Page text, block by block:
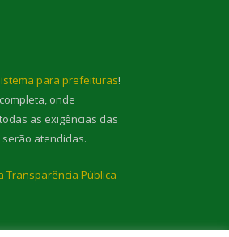
para prefeituras!
completa, onde
as exigências das
serão atendidas.
Transparência Pública